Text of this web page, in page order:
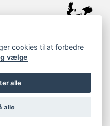
cookies til at forbedre
vælge
alle
alle